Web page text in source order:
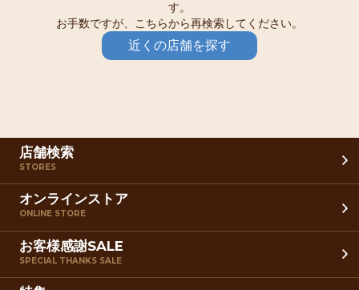
す。
お手数ですが、こちらから再検索してください。
近くの店舗を探す
店舗検索
STORES
オンラインストア
ONLINE STORE
お客様感謝SALE
SPECIAL THANKS SALE